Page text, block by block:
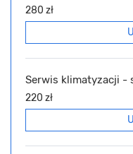
280 zł
Serwis klimatyzacji -
220 zł